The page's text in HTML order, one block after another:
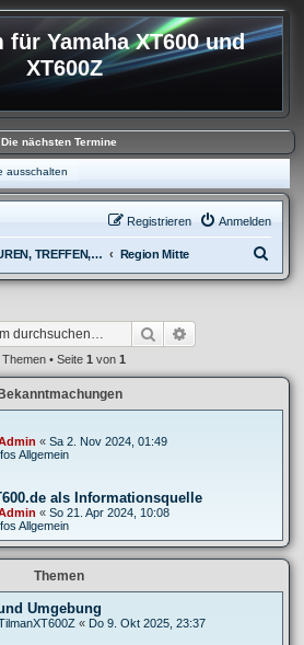
für Yamaha XT600 und
XT600Z
Die nächsten Termine
ausschalten
Anmelden
Registrieren
- TOUREN, TREFFEN, REISEBERICHTE & REGIONALES Region Mitte
u
Suche
Themen • Seite 1 von 1
Bekanntmachungen
« Sa 2. Nov 2024, 01:49
Allgemein
als Informationsquelle
« So 21. Apr 2024, 10:08
Allgemein
Themen
Umgebung
« Do 9. Okt 2025, 23:37